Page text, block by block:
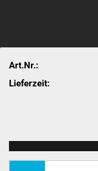
Art.Nr.:
Lieferzeit: